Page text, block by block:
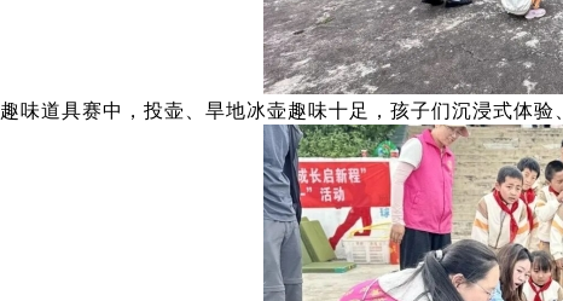
趣味道具赛中，投壶、旱地冰壶趣味十足，孩子们沉浸式体验